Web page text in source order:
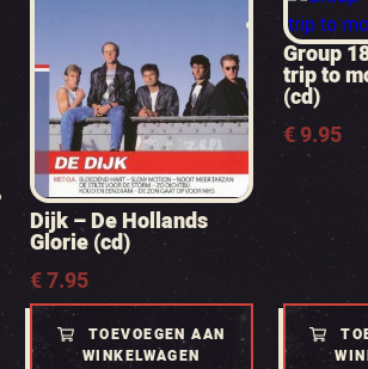
Dijk – De Hollands
Glorie (cd)
€7.95
TOEVOEGEN AAN
WINKELWAGEN
Group
trip to
(cd)
€9.95